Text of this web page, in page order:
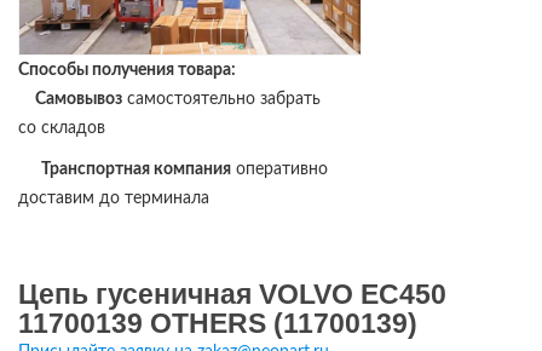
Способы получения товара:
Самовывоз самостоятельно забрать
со складов
Транспортная компания оперативно
доставим до терминала
Цепь гусеничная VOLVO EC450
11700139 OTHERS (11700139)